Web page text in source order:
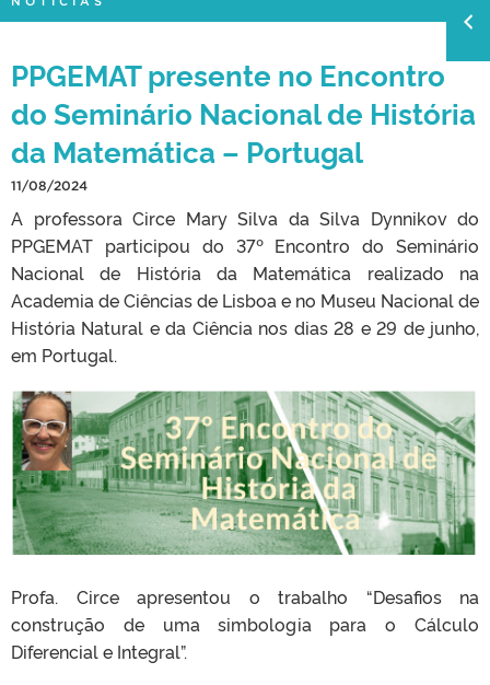
PPGEMAT presente no Encontro
do Seminário Nacional de História
da Matemática – Portugal
11/08/2024
A professora Circe Mary Silva da Silva Dynnikov do
PPGEMAT participou do 37º Encontro do Seminário
Nacional de História da Matemática realizado na
Academia de Ciências de Lisboa e no Museu Nacional de
História Natural e da Ciência nos dias 28 e 29 de junho,
em Portugal.
Profa. Circe apresentou o trabalho “Desafios na
construção de uma simbologia para o Cálculo
Diferencial e Integral”.